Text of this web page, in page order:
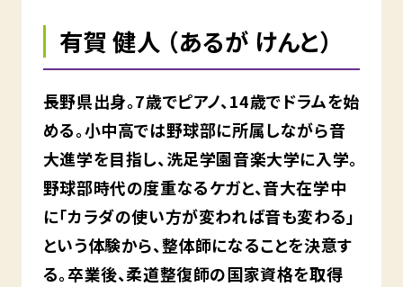
有賀 健人 （あるが けんと）
長野県出身。7歳でピアノ、14歳でドラムを始
める。小中高では野球部に所属しながら音
大進学を目指し、洗足学園音楽大学に入学。
野球部時代の度重なるケガと、音大在学中
に「カラダの使い方が変われば音も変わる」
という体験から、整体師になることを決意す
る。卒業後、柔道整復師の国家資格を取得